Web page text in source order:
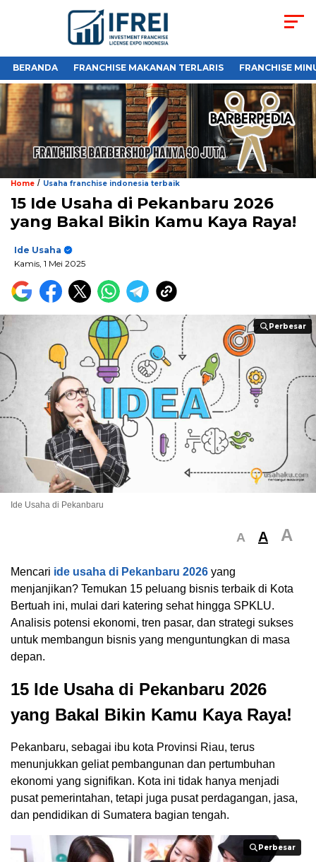
BERANDA FRANCHISE MAKANAN TERLARIS FRANCHISE
Home / Usaha franchise indonesia terbaik
15 Ide Usaha di Pekanbaru 2026
yang Bakal Bikin Kamu Kaya Raya!
Ide Usaha
Kamis, 1 Mei 2025
Perbesar
Perbesar
Ide Usaha di Pekanbaru
A A A
Mencari ide usaha di Pekanbaru 2026 yang
menjanjikan? Temukan 15 peluang bisnis terbaik di Kota
Bertuah ini, mulai dari katering sehat hingga SPKLU.
Analisis potensi ekonomi, tren pasar, dan strategi sukses
untuk membangun bisnis yang menguntungkan di masa
depan.
15 Ide Usaha di Pekanbaru 2026
yang Bakal Bikin Kamu Kaya Raya!
Pekanbaru, sebagai ibu kota Provinsi Riau, terus
menunjukkan geliat pembangunan dan pertumbuhan
ekonomi yang signifikan. Kota ini tidak hanya menjadi
pusat pemerintahan, tetapi juga pusat perdagangan, jasa,
dan pendidikan di Sumatera bagian tengah.
Perbesar
Perbesar